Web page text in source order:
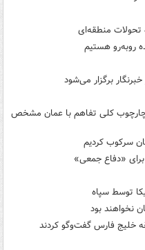
تحولات منطقه‌ای
روبه‌رو هستیم
برگزار می‌شود
کلی تفاهم با عمان مشخص
سرکوب کردیم
«دفاع جمعی»
توسط سپاه
نخواهند بود
خلیج فارس گفت‌وگو کردند